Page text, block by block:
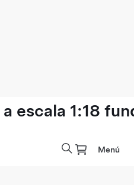
escala 1:18
Menú